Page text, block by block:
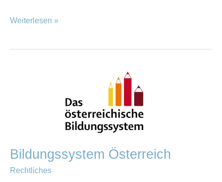
Weiterlesen »
Bildungssystem Österreich
Rechtliches